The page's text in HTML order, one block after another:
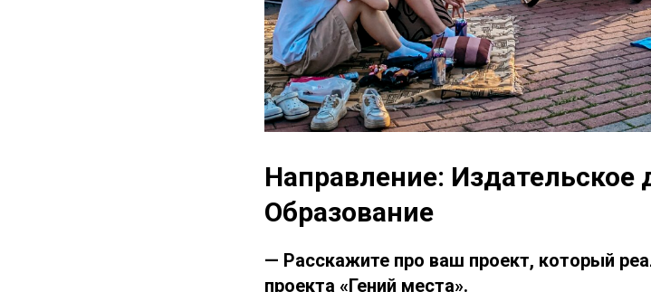
Направление: Издательское
Образование
— Расскажите про ваш проект, который
проекта «Гений места».